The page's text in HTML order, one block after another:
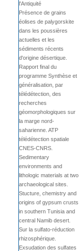
l'Antiquité
Présence de grains
éolises de palygorskite
dans les poussières
actuelles et les
sédiments récents
d'origine désertique.
Rapport final du
programme Synthèse et
généralisation, par
télédétection, des
recherches
géomorphologiques sur
la marge nord-
saharienne. ATP
télédétection spatiale
CNES-CNRS.
Sedimentary
environments and
lithologic materials at two
archaeological sites.
Stucture, chemistry and
origins of gypsum crusts
in southern Tunisia and
central Namib desert.
Sur la sulfato-réduction
rhizosphérique.
Exsudation des sulfates